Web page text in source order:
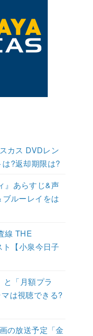
カス DVDレン
?返却期限は?
』あらすじ&声
ルーレイをは
線 THE
【小泉今日子
「月額プラ
は視聴できる?
の放送予定「金